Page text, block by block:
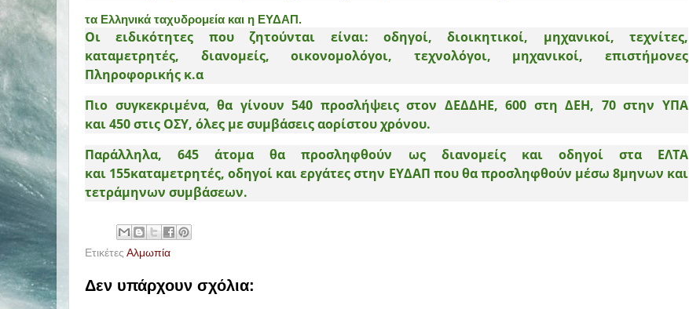
τα Ελληνικά ταχυδρομεία και η ΕΥΔΑΠ.
Οι ειδικότητες που ζητούνται είναι: οδηγοί, διοικητικοί, μηχανικοί, τεχνίτες,
καταμετρητές, διανομείς, οικονομολόγοι, τεχνολόγοι, μηχανικοί, επιστήμονες
Πληροφορικής κ.α
Πιο συγκεκριμένα, θα γίνουν540 προσλήψειςστον ΔΕΔΔΗΕ,600 στη ΔΕΗ, 70στην ΥΠΑ
και450στις ΟΣΥ, όλες με συμβάσεις αορίστου χρόνου.
Παράλληλα,645 άτομα θα προσληφθούν ως διανομείς και οδηγοί στα ΕΛΤΑ
και 155καταμετρητές, οδηγοί και εργάτες στην ΕΥΔΑΠ που θα προσληφθούν μέσω 8μηνων και
τετράμηνων συμβάσεων.
Ετικέτες Αλμωπία
Δεν υπάρχουν σχόλια: